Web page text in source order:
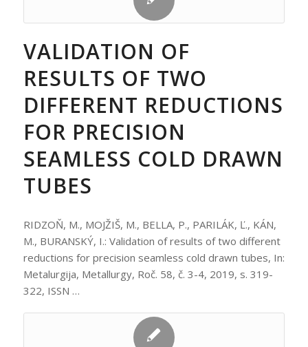
VALIDATION OF
RESULTS OF TWO
DIFFERENT REDUCTIONS
FOR PRECISION
SEAMLESS COLD DRAWN
TUBES
RIDZOŇ, M., MOJŽIŠ, M., BELLA, P., PARILÁK, Ľ., KÁN,
M., BURANSKÝ, I.: Validation of results of two different
reductions for precision seamless cold drawn tubes, In:
Metalurgija, Metallurgy, Roč. 58, č. 3-4, 2019, s. 319-
322, ISSN …